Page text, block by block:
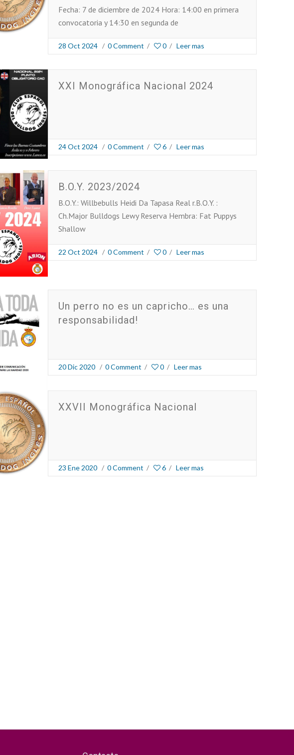
Fecha: 7 de diciembre de 2024 Hora: 14:00 en primera
convocatoria y 14:30 en segunda de
28 Oct 2024 / 0 Comment / 0 / Leer mas
XXI Monográfica Nacional 2024
24 Oct 2024 / 0 Comment / 6 / Leer mas
B.O.Y. 2023/2024
B.O.Y.: Willbebulls Heidi Da Tapasa Real r.B.O.Y. :
Ch.Major Bulldogs Lewy Reserva Hembra: Fat Puppys
Shallow
22 Oct 2024 / 0 Comment / 0 / Leer mas
Un perro no es un capricho… es una
responsabilidad!
20 Dic 2020 / 0 Comment / 0 / Leer mas
XXVII Monográfica Nacional
23 Ene 2020 / 0 Comment / 6 / Leer mas